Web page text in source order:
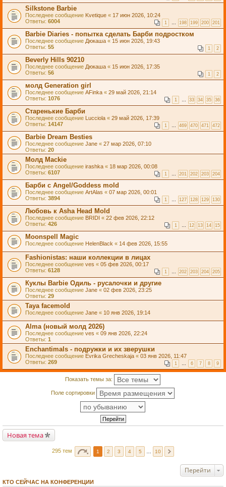
Silkstone Barbie
Последнее сообщение Kvetique « 17 июн 2026, 10:24
Ответы: 6004 1 … 198 199 200 201
Barbie Diaries - попытка сделать Барби подростком
Последнее сообщение Дюкаша « 15 июн 2026, 19:43
Ответы: 55 1 2
Beverly Hills 90210
Последнее сообщение Дюкаша « 15 июн 2026, 17:35
Ответы: 56 1 2
молд Generation girl
Последнее сообщение AFinka « 29 май 2026, 21:14
Ответы: 1076 1 … 33 34 35 36
Старенькие Барби
Последнее сообщение Lucciola « 29 май 2026, 17:39
Ответы: 14147 1 … 469 470 471 472
Barbie Dream Besties
Последнее сообщение Jane « 27 мар 2026, 07:10
Ответы: 20
Молд Mackie
Последнее сообщение irashka « 18 мар 2026, 00:08
Ответы: 6107 1 … 201 202 203 204
Барби с Angel/Goddess mold
Последнее сообщение ArtAlas « 07 мар 2026, 00:01
Ответы: 3894 1 … 127 128 129 130
Любовь к Asha Head Mold
Последнее сообщение BRIDI « 22 фев 2026, 22:12
Ответы: 426 1 … 12 13 14 15
Moonspell Magic
Последнее сообщение HelenBlack « 14 фев 2026, 15:55
Fashionistas: наши коллекции в лицах
Последнее сообщение ves « 05 фев 2026, 00:17
Ответы: 6128 1 … 202 203 204 205
Куклы Barbie Одиль - русалочки и другие
Последнее сообщение Jane « 02 фев 2026, 23:25
Ответы: 29
Taya facemold
Последнее сообщение Jane « 10 янв 2026, 19:14
Alma (новый молд 2026)
Последнее сообщение ves « 09 янв 2026, 22:24
Ответы: 1
Enchantimals - подружки и их зверушки
Последнее сообщение Evrika Grecheskaja « 03 янв 2026, 11:47
Ответы: 269 1 … 6 7 8 9
Показать темы за:
Поле сортировки
Новая тема
295 тем 1 2 3 4 5 10
Перейти
КТО СЕЙЧАС НА КОНФЕРЕНЦИИ